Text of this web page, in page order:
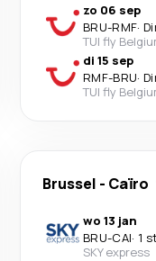
zo 06 sep
BRU-RMF·
TUI fly
di 15 sep
RMF-BRU·
TUI fly
Brussel - Caïro
wo 13 jan
BRU-CAI· 1
SKY express